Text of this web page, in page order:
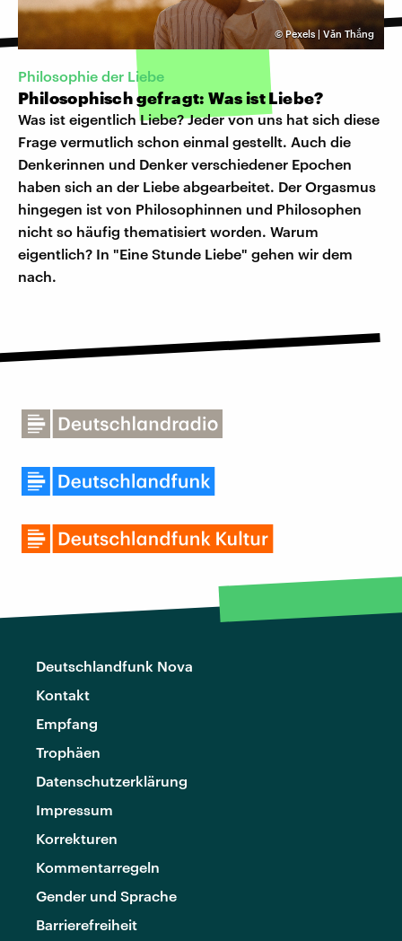
©Pexels | Văn Thắng
Philosophie der Liebe
Philosophisch gefragt: Was ist Liebe?
Was ist eigentlich Liebe? Jeder von uns hat sich diese
Frage vermutlich schon einmal gestellt. Auch die
Denkerinnen und Denker verschiedener Epochen
haben sich an der Liebe abgearbeitet. Der Orgasmus
hingegen ist von Philosophinnen und Philosophen
nicht so häufig thematisiert worden. Warum
eigentlich? In "Eine Stunde Liebe" gehen wir dem
nach.
Deutschlandfunk Nova
Kontakt
Empfang
Trophäen
Datenschutzerklärung
Impressum
Korrekturen
Kommentarregeln
Gender und Sprache
Barrierefreiheit